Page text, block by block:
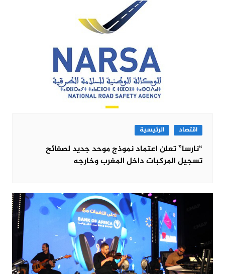
اقتصاد الرئيسية
“نارسا” تعلن اعتماد نموذج موحد جديد لصفائح
تسجيل المركبات داخل المغرب وخارجه